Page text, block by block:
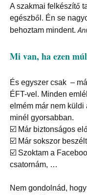
A szakmai felkészítő
egészből. Én se
behoztam mindent.
Mi van, ha ezen
És egyszer csak –
ÉFT-vel. Minden
elmém már nem küldi
minél gyorsabban.
☑️ Már biztonságos
☑️ Már sokszor
☑️ Szoktam a
csatornám, …
Nem gondolnád,